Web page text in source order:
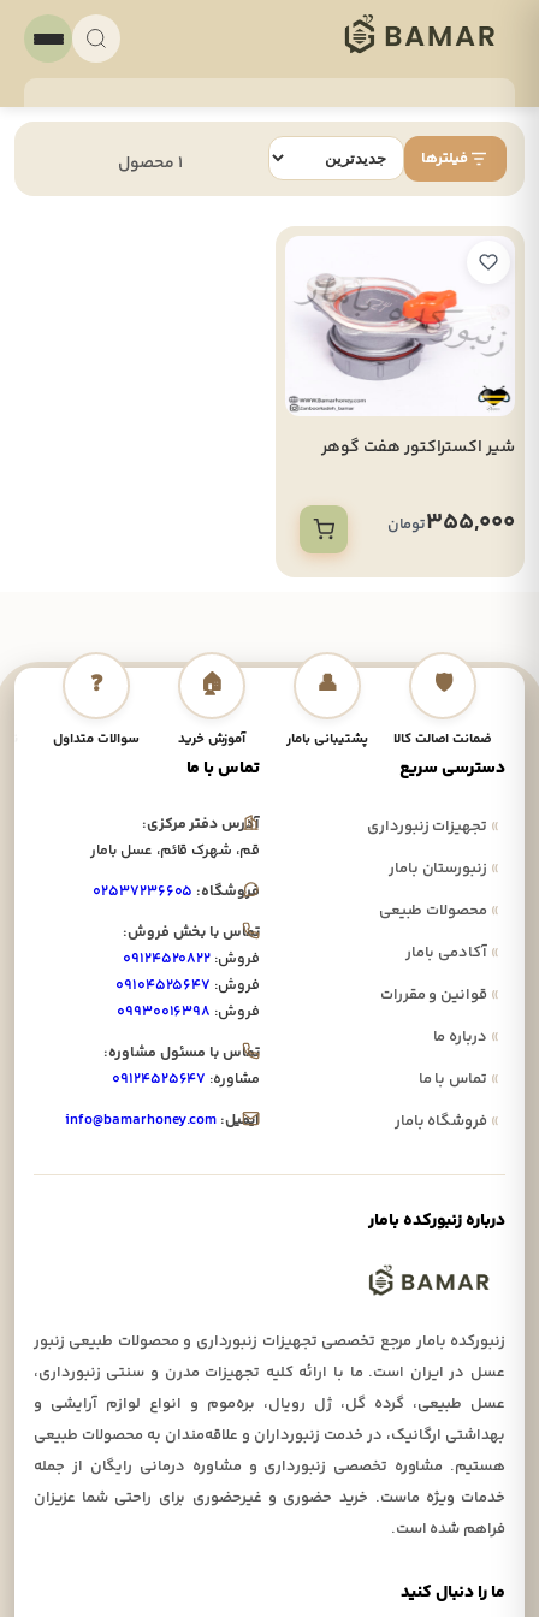
فیلترها
شیر اکستراکتور هفت گوهر
355,000تومان
🛡️
ضمانت اصالت کالا
👤
پشتیبانی بامار
🏠
آموزش خرید
❓
سوالات متداول
ما را دنبال کنید
دسترسی سریع
»تجهیزات زنبورداری
»زنبورستان بامار
»محصولات طبیعی
»آکادمی بامار
»قوانین و مقررات
»درباره ما
»تماس با ما
»فروشگاه بامار
تماس با ما
آدرس دفتر مرکزی:
قم، شهرک قائم، عسل بامار
فروشگاه: ۰۲۵۳۷۲۳۶۶۰۵
تماس با بخش فروش:
فروش: ۰۹۱۲۴۵۲۰۸۲۲
فروش: ۰۹۱۰۴۵۲۵۶۴۷
فروش: ۰۹۹۳۰۰۱۶۳۹۸
تماس با مسئول مشاوره:
مشاوره: ۰۹۱۲۴۵۲۵۶۴۷
ایمیل: info@bamarhoney.com
درباره زنبورکده بامار
زنبورکده بامار مرجع تخصصی تجهیزات زنبورداری و محصولات طبیعی زنبور
عسل در ایران است. ما با ارائه کلیه تجهیزات مدرن و سنتی زنبورداری،
عسل طبیعی، گرده گل، ژل رویال، بره‌موم و انواع لوازم آرایشی و
بهداشتی ارگانیک، در خدمت زنبورداران و علاقه‌مندان به محصولات طبیعی
هستیم. مشاوره تخصصی زنبورداری و مشاوره درمانی رایگان از جمله
خدمات ویژه ماست. خرید حضوری و غیرحضوری برای راحتی شما عزیزان
فراهم شده است.